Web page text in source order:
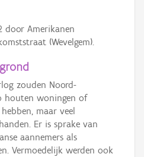
door Amerikanen
(Wevelgem).
zouden Noord-
houten woningen of
maar veel
Er is sprake van
aannemers als
Vermoedelijk werden ook